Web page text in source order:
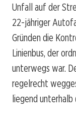
Unfall auf der
22-jähriger
Gründen die
Linienbus, der
unterwegs war.
regelrecht
liegend